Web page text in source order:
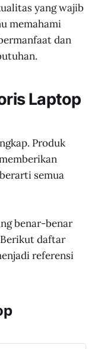
yang wajib
memahami
dan
Laptop
Produk
semua
benar-benar
daftar
referensi